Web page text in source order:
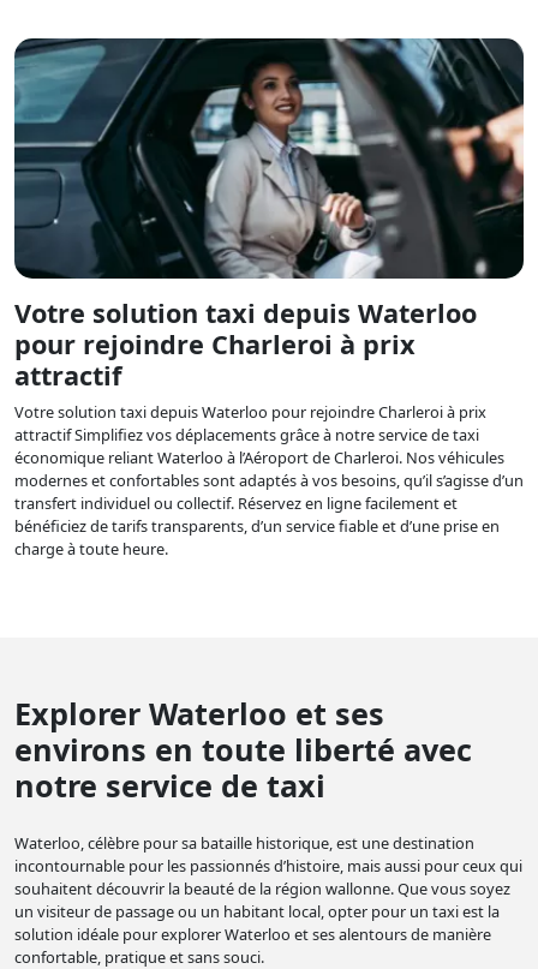
Votre solution taxi depuis Waterloo
pour rejoindre Charleroi à prix
attractif
Votre solution taxi depuis Waterloo pour rejoindre Charleroi à prix
attractif Simplifiez vos déplacements grâce à notre service de taxi
économique reliant Waterloo à l’Aéroport de Charleroi. Nos véhicules
modernes et confortables sont adaptés à vos besoins, qu’il s’agisse d’un
transfert individuel ou collectif. Réservez en ligne facilement et
bénéficiez de tarifs transparents, d’un service fiable et d’une prise en
charge à toute heure.
Explorer Waterloo et ses
environs en toute liberté avec
notre service de taxi
Waterloo, célèbre pour sa bataille historique, est une destination
incontournable pour les passionnés d’histoire, mais aussi pour ceux qui
souhaitent découvrir la beauté de la région wallonne. Que vous soyez
un visiteur de passage ou un habitant local, opter pour un taxi est la
solution idéale pour explorer Waterloo et ses alentours de manière
confortable, pratique et sans souci.